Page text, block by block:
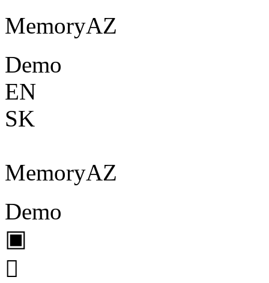
MemoryAZ
Demo
EN
SK
MemoryAZ
Demo
▣
